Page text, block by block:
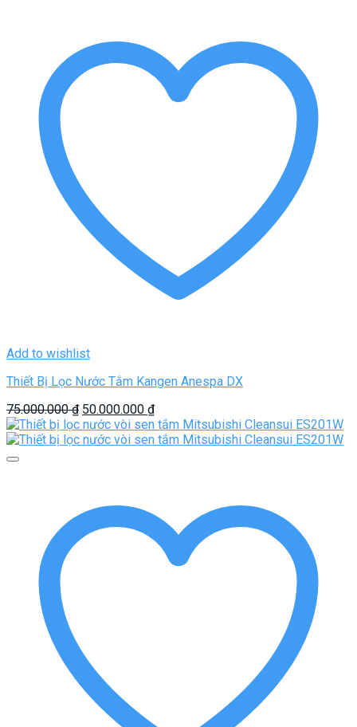
Add to wishlist
Thiết Bị Lọc Nước Tắm Kangen Anespa DX
75.000.000₫ Giá
gốc
là:
50.000.000 ₫Giá
hiện
tại